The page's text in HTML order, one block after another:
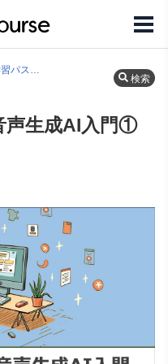
標準コース・標準学習パス一覧
検索
声生成AI入門①